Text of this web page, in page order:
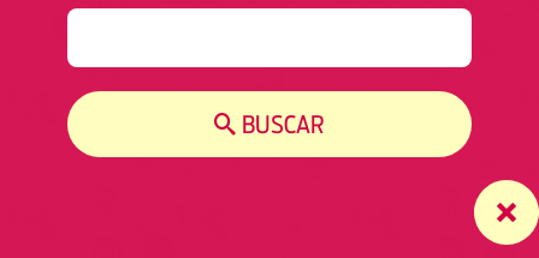
BUSCAR